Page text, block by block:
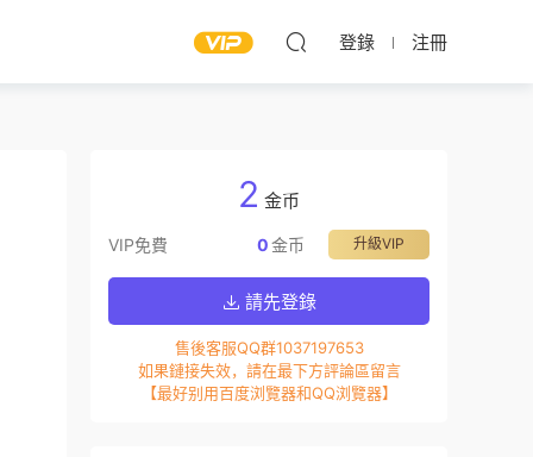
登錄 注冊
2 金币
VIP免費 升級VIP
0金币
請先登錄
售後客服QQ群1037197653
如果鏈接失效，請在最下方評論區留言
【最好别用百度浏覽器和QQ浏覽器】